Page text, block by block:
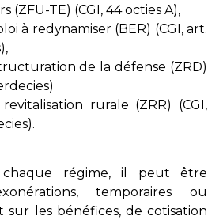
(ZFU-TE) (CGI, 44 octies A),
à redynamiser (BER) (CGI, art.
de la défense (ZRD)
rurale (ZRR) (CGI,
régime, il peut être
temporaires ou
sur les bénéfices, de cotisation